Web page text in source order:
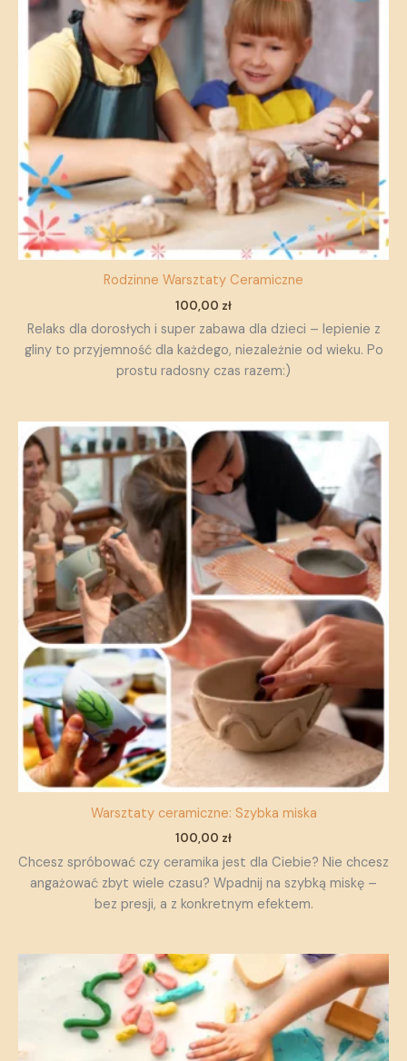
Rodzinne Warsztaty Ceramiczne
100,00 zł
Relaks dla dorosłych i super zabawa dla dzieci – lepienie z
gliny to przyjemność dla każdego, niezależnie od wieku. Po
prostu radosny czas razem:)
Warsztaty ceramiczne: Szybka miska
100,00 zł
Chcesz spróbować czy ceramika jest dla Ciebie? Nie chcesz
angażować zbyt wiele czasu? Wpadnij na szybką miskę –
bez presji, a z konkretnym efektem.